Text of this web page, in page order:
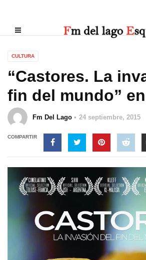
CULTURA
“Castores. La
fin del mundo”
Fm Del Lago 24 septiembre, 2015
COMPARTIR